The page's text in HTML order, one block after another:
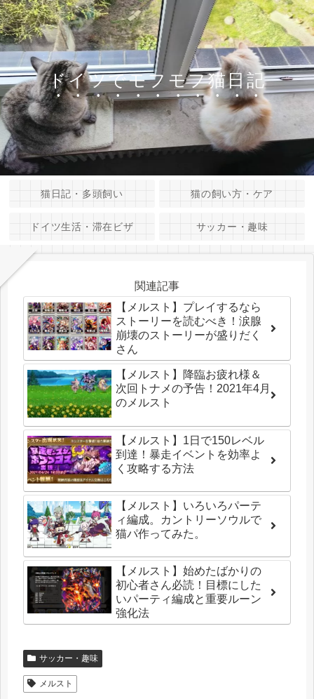
ドイツでモフモフ猫日記
猫日記・多頭飼い 猫の飼い方・ケア
ドイツ生活・滞在ビザ サッカー・趣味
関連記事
【メルスト】プレイするなら
ストーリーを読むべき！涙腺
崩壊のストーリーが盛りだく
さん
【メルスト】降臨お疲れ様＆
次回トナメの予告！2021年4月
のメルスト
【メルスト】1日で150レベル
到達！暴走イベントを効率よ
く攻略する方法
【メルスト】いろいろパーテ
ィ編成。カントリーソウルで
猫パ作ってみた。
【メルスト】始めたばかりの
初心者さん必読！目標にした
いパーティ編成と重要ルーン
強化法
サッカー・趣味
メルスト